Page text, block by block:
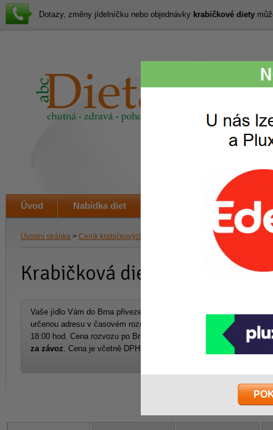
Úvodní stránka > Ceník krabičkových diet > Ceník pro všechny nabízené
Krabičková dieta Brno od
Vaše jídlo Vám do Brna přivezeme na Vámi
určenou adresu v časovém rozmezí 16:30 –
18:00 hod. Cena rozvozu po Brně činí
za závoz . Cena je včetně DPH.
ABC dieta
Můžete ji
kdykoliv
Dotazy, změny jídelníčku nebo objednávky krabičkové diety
Úvod Nabídka diet